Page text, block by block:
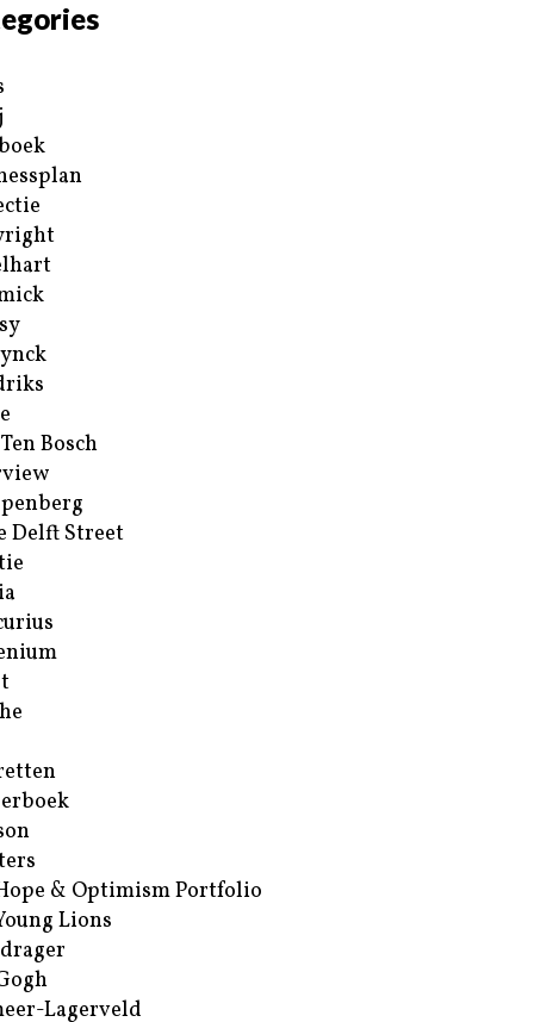
Bosch
Delft Street
& Optimism Portfolio
Lions
Lagerveld